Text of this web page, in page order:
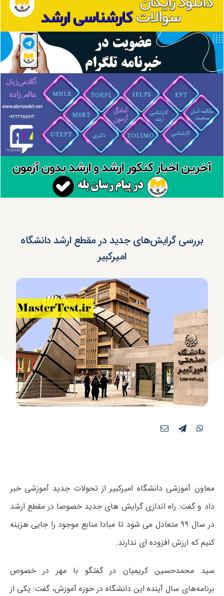
بررسی گرایش‌های جدید در مقطع ارشد دانشگاه
امیرکبیر
معاون آموزشی دانشگاه امیرکبیر از تحولات جدید آموزشی خبر
داد و گفت: راه اندازی گرایش های جدید خصوصا در مقطع ارشد
در سال ۹۹ متعادل می شود تا مبادا منابع موجود را جایی هزینه
کنیم که ارزش افزوده ای ندارند.
سید محمدحسین کریمیان در گفتگو با مهر در خصوص
برنامه‌های سال آینده این دانشگاه در حوزه آموزش، گفت: یکی از